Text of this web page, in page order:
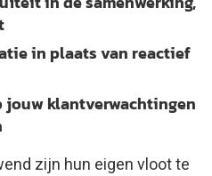
in plaats van reactief
jouw klantverwachtingen
zijn hun eigen vloot te